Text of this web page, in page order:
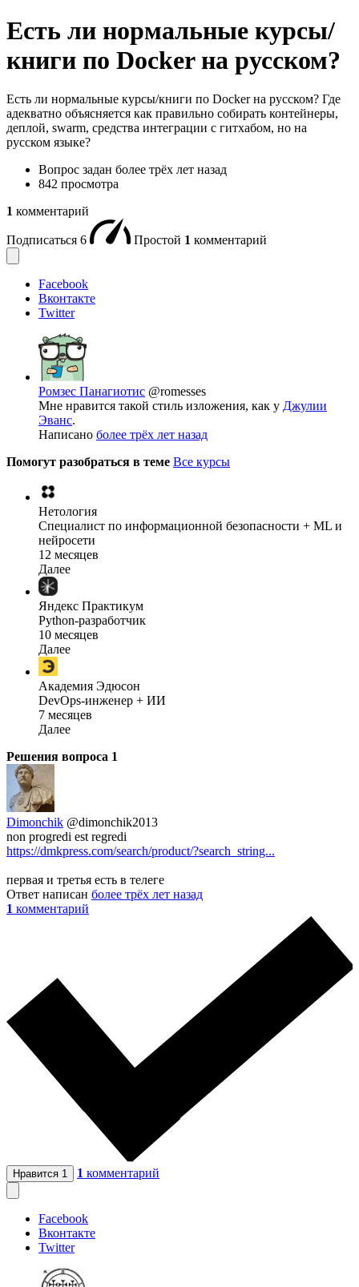
Есть ли нормальные курсы/
книги по Docker на русском?
Есть ли нормальные курсы/книги по Docker на русском? Где
адекватно объясняется как правильно собирать контейнеры,
деплой, swarm, средства интеграции с гитхабом, но на
русском языке?
Вопрос задан более трёх лет назад
842 просмотра
1 комментарий
Подписаться 6 Простой 1 комментарий
Facebook
Вконтакте
Twitter
Ромзес Панагиотис @romesses
Мне нравится такой стиль изложения, как у Джулии
Эванс.
Написано более трёх лет назад
Помогут разобраться в теме Все курсы
Нетология
Специалист по информационной безопасности + ML и
нейросети
12 месяцев
Далее
Яндекс Практикум
Python-разработчик
10 месяцев
Далее
Академия Эдюсон
DevOps-инженер + ИИ
7 месяцев
Далее
Решения вопроса 1
Dimonchik @dimonchik2013
non progredi est regredi
https://dmkpress.com/search/product/?search_string...
первая и третья есть в телеге
Ответ написан более трёх лет назад
1 комментарий
Нравится 1 1 комментарий
Facebook
Вконтакте
Twitter